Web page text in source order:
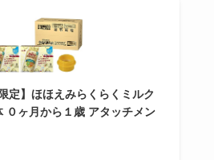
定】ほほえみらくらくミルク
０ヶ月から１歳 アタッチメン